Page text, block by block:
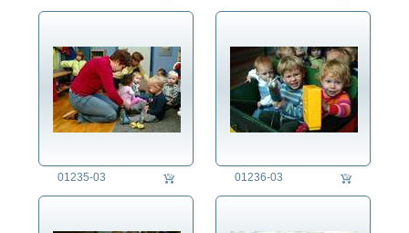
01235-03 01236-03